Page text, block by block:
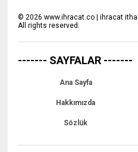
©2026 www.ihracat.co | ihracat
All rights reserved.
------- SAYFALAR -------
Ana Sayfa
Hakkımızda
Sözlük